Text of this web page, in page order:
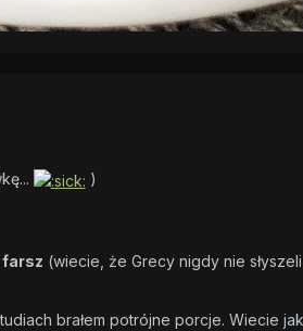
)
farsz (wiecie, że Grecy nigdy nie
brałem potrójne porcje. Wiecie